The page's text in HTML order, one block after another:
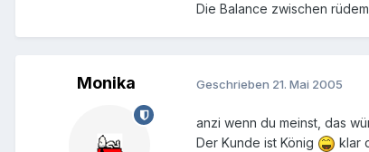
Die Balance zwischen
Monika Geschrieben 21. Mai 2005
anzi wenn du meinst, das
Der Kunde ist König
klar